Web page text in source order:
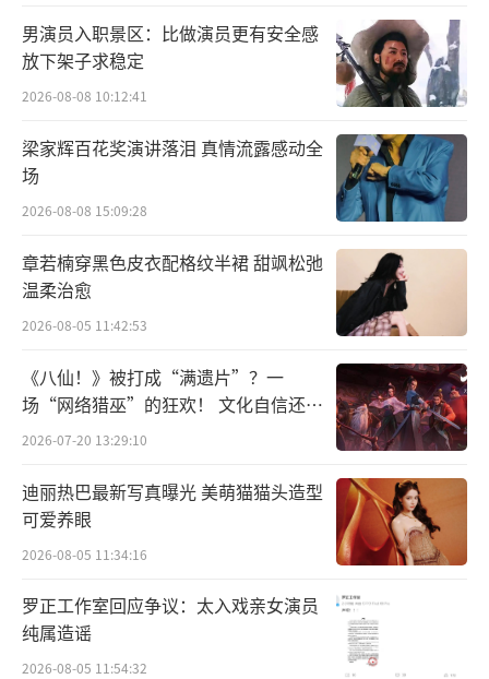
该剧讲述了回到小县城的青年张矿（李九
霄 饰）在创业道路上频频受阻，一次机会让他
获得“象城国际马拉松”的举办权，本以为可
案”的荒诞故事。
男演员入职景区：比做演员更有安全感
放下架子求稳定
2026-08-08 10:12:41
梁家辉百花奖演讲落泪 真情流露感动全
场
2026-08-08 15:09:28
章若楠穿黑色皮衣配格纹半裙 甜飒松弛
温柔治愈
2026-08-05 11:42:53
《八仙！》被打成“满遗片”？一
场“网络猎巫”的狂欢！ 文化自信还是
焦虑？
2026-07-20 13:29:10
迪丽热巴最新写真曝光 美萌猫猫头造型
可爱养眼
2026-08-05 11:34:16
罗正工作室回应争议：太入戏亲女演员
纯属造谣
2026-08-05 11:54:32